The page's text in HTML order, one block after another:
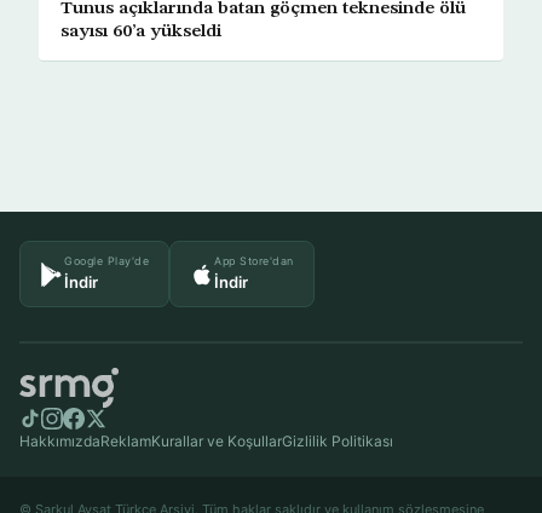
Tunus açıklarında batan göçmen teknesinde ölü
sayısı 60’a yükseldi
Google Play'de
İndir
App Store'dan
İndir
HakkımızdaReklamKurallar ve KoşullarGizlilik Politikası
© Şarkul Avsat Türkçe Arşivi. Tüm haklar saklıdır ve kullanım sözleşmesine